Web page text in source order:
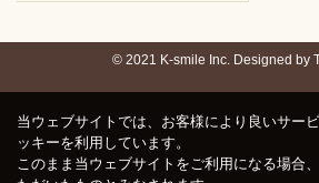
© 2021 K-smile Inc. Designed by
当ウェブサイトでは、お客様により良いサー
ッキーを利用しています。
このまま当ウェブサイトをご利用になる場合